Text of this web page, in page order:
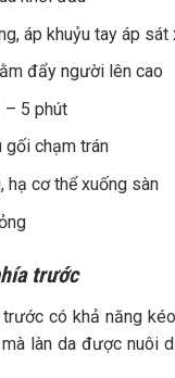
áp khuỷu tay áp
đẩy người lên cao
– 5 phút
gối chạm trán
hạ cơ thể xuống sàn
trước
có khả năng
làn da được nuôi